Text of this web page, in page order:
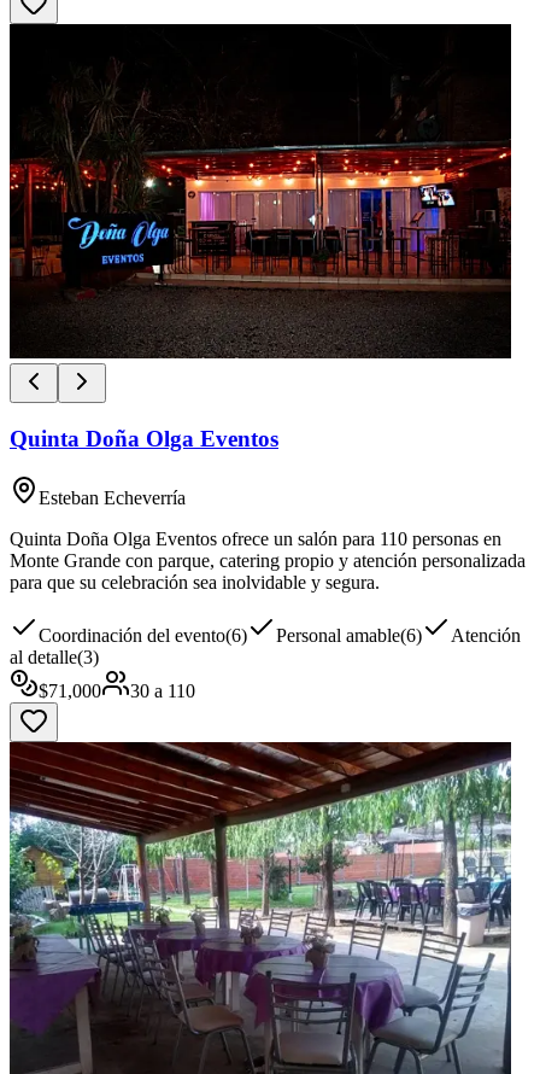
Quinta Doña Olga Eventos
Esteban Echeverría
Quinta Doña Olga Eventos ofrece un salón para 110 personas en
Monte Grande con parque, catering propio y atención personalizada
para que su celebración sea inolvidable y segura.
Coordinación del evento(6) Personal amable(6)
Atención
al detalle(3)
$71,000 30 a 110